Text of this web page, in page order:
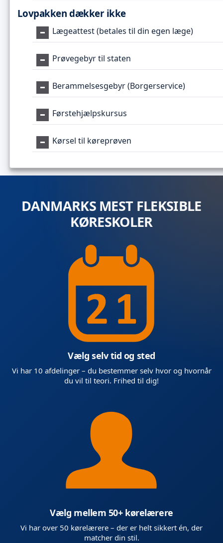
Lovpakken dækker ikke
Lægeattest (betales til din egen læge)
Prøvegebyr til staten
Berammelsesgebyr (Borgerservice)
Førstehjælpskursus
Kørsel til køreprøven
DANMARKS MEST FLEKSIBLE
KØRESKOLER
Vælg selv tid og sted
Vi har 10 afdelinger – du bestemmer selv hvor og hvornår
du vil til teori. Frihed til dig!
Vælg mellem 50+ kørelærere
Vi har over 50 kørelærere – der er helt sikkert én, der
matcher din stil.